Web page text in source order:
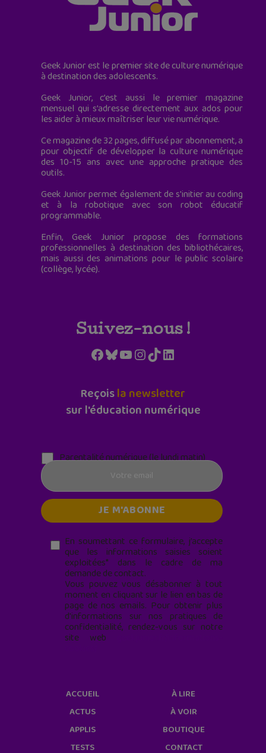
Geek Junior est le premier site de culture numérique
à destination des adolescents.
Geek Junior, c’est aussi le premier magazine
mensuel qui s’adresse directement aux ados pour
les aider à mieux maîtriser leur vie numérique.
Ce magazine de 32 pages, diffusé par abonnement, a
pour objectif de développer la culture numérique
des 10-15 ans avec une approche pratique des
outils.
Geek Junior permet également de s'initier au coding
et à la robotique avec son robot éducatif
programmable.
Enfin, Geek Junior propose des formations
professionnelles à destination des bibliothécaires,
mais aussi des animations pour le public scolaire
(collège, lycée).
Suivez-nous !
Facebook
Bluesky
YouTube
Instagram
TikTokLinkedIn
Reçoisla newsletter
sur l'éducation numérique
Parentalité numérique (le lundi matin)
En soumettant ce formulaire, j’accepte
que les informations saisies soient
exploitées* dans le cadre de ma
demande de contact.
Vous pouvez vous désabonner à tout
moment en cliquant sur le lien en bas de
page de nos emails. Pour obtenir plus
d'informations sur nos pratiques de
confidentialité, rendez-vous sur notre
site web
ACCUEIL
ACTUS
APPLIS
TESTS
À LIRE
À VOIR
BOUTIQUE
CONTACT